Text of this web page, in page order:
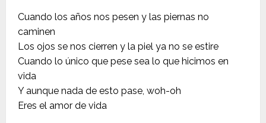
Cuando los años nos pesen y las piernas no
caminen
Los ojos se nos cierren y la piel ya no se estire
Cuando lo único que pese sea lo que hicimos en
vida
Y aunque nada de esto pase, woh-oh
Eres el amor de vida